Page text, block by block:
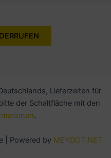
Lieferzeiten für
der Schaltfläche mit den
.
| Powered by MEYDOT.NET